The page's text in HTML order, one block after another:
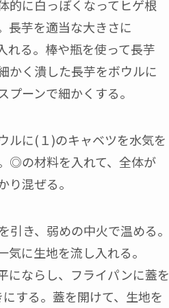
的に白っぽくなってヒゲ根
長芋を適当な大きさに
れる。棒や瓶を使って長芋
かく潰した長芋をボウルに
プーンで細かくする。
ルに(１)のキャベツを水気を
◎の材料を入れて、全体が
り混ぜる。
引き、弱めの中火で温める。
気に生地を流し入れる。
にならし、フライパンに蓋を
する。蓋を開けて、生地を